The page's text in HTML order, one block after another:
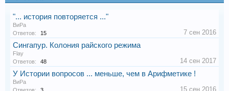
"... история повторяется ..."
ВиРа
Ответов:
15 7 сен 2016
Сингапур. Колония райского режима
Flay
Ответов:
48 14 сен 2017
У Истории вопросов ... меньше, чем в Арифметике !
ВиРа
Ответов:
3 15 сен 2016